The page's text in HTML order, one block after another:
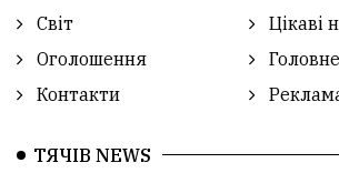
Світ
Цікаві
Оголошення
Головне
Контакти
ТЯЧІВ NEWS